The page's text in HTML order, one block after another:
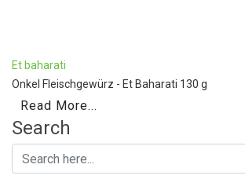
Et baharati
Onkel Fleischgewürz - Et Baharati 130 g
Read More...
Search